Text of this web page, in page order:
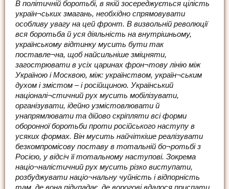
В політичній боротьбі, в якій зосереджується цілість
україн¬ських змагань, необхідно спрямовувати
особливу увагу на цей фронт. В визвольній революції
вся боротьба й уся діяльність на внутрішньому,
українському відтинку мусить бути так
поставле¬на, щоб найсильніше зміцняти,
загострювати в усіх царинах фрон¬тову лінію між
Україною і Москвою, між: українством, україн¬ським
духом і змістом – і російщиною. Український
націоналі¬стичний рух мусить мобілізувати,
організувати, ідейно узмістовлювати й
унапрямлювати та дійово скріпляти всі форми
оборонної боротьби проти російського наступу в
усяких формах. Він мусить найчіткіше реалізувати
безкомпромісову поставу в тотальній бо¬ротьбі з
Росією, у відсіч її тотальному наступові. Зокрема
націо¬налістичний рух мусить різко виступати,
розбуджувати націо¬нальну чуйність і відпорність